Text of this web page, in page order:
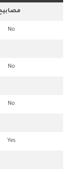
مصابيح
No
No
No
Yes